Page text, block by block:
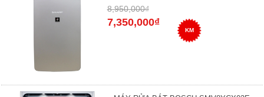
8,950,000₫
7,350,000₫
KM